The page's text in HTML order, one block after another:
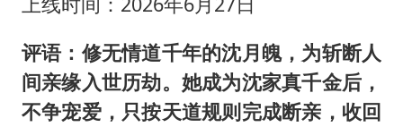
评语：修无情道千年的沈月魄，为斩断人
间亲缘入世历劫。她成为沈家真千金后，
不争宠爱，只按天道规则完成断亲，收回